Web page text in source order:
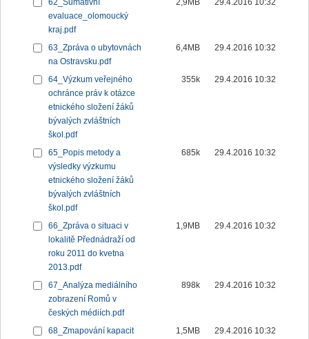
62_Sumativní
evaluace_olomoucký
kraj.pdf
2,9MB 29.4.2016 10:32
63_Zpráva o ubytovnách
na Ostravsku.pdf
6,4MB 29.4.2016 10:32
64_Výzkum veřejného
ochránce práv k otázce
etnického složení žáků
bývalých zvláštních
škol.pdf
355k 29.4.2016 10:32
65_Popis metody a
výsledky výzkumu
etnického složení žáků
bývalých zvláštních
škol.pdf
685k 29.4.2016 10:32
66_Zpráva o situaci v
lokalitě Přednádraží od
roku 2011 do kvetna
2013.pdf
1,9MB 29.4.2016 10:32
67_Analýza mediálního
zobrazení Romů v
českých médiích.pdf
898k 29.4.2016 10:32
68_Zmapování kapacit
1,5MB 29.4.2016 10:32